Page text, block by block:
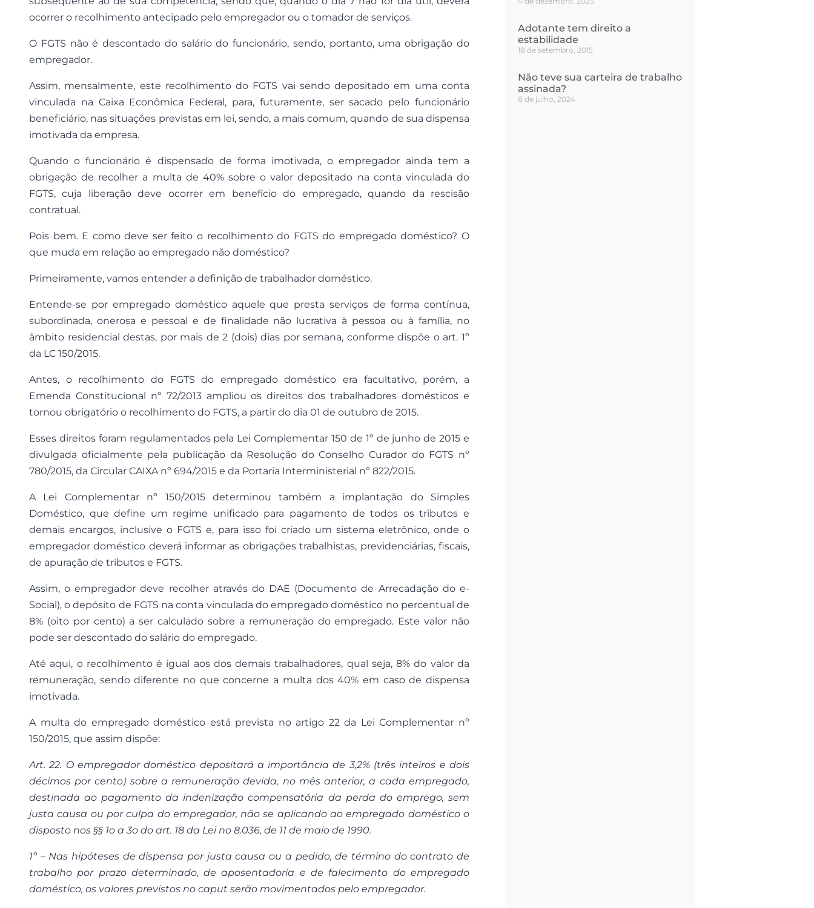
ocorrer o recolhimento antecipado pelo empregador ou o tomador de serviços.
O FGTS não é descontado do salário do funcionário, sendo, portanto, uma obrigação do
empregador.
Assim, mensalmente, este recolhimento do FGTS vai sendo depositado em uma conta
vinculada na Caixa Econômica Federal, para, futuramente, ser sacado pelo funcionário
beneficiário, nas situações previstas em lei, sendo, a mais comum, quando de sua dispensa
imotivada da empresa.
Quando o funcionário é dispensado de forma imotivada, o empregador ainda tem a
obrigação de recolher a multa de 40% sobre o valor depositado na conta vinculada do
FGTS, cuja liberação deve ocorrer em benefício do empregado, quando da rescisão
contratual.
Pois bem. E como deve ser feito o recolhimento do FGTS do empregado doméstico? O
que muda em relação ao empregado não doméstico?
Primeiramente, vamos entender a definição de trabalhador doméstico.
Entende-se por empregado doméstico aquele que presta serviços de forma contínua,
subordinada, onerosa e pessoal e de finalidade não lucrativa à pessoa ou à família, no
âmbito residencial destas, por mais de 2 (dois) dias por semana, conforme dispõe o art. 1º
da LC 150/2015.
Antes, o recolhimento do FGTS do empregado doméstico era facultativo, porém, a
Emenda Constitucional nº 72/2013 ampliou os direitos dos trabalhadores domésticos e
tornou obrigatório o recolhimento do FGTS, a partir do dia 01 de outubro de 2015.
Esses direitos foram regulamentados pela Lei Complementar 150 de 1º de junho de 2015 e
divulgada oficialmente pela publicação da Resolução do Conselho Curador do FGTS nº
780/2015, da Circular CAIXA nº 694/2015 e da Portaria Interministerial nº 822/2015.
A Lei Complementar nº 150/2015 determinou também a implantação do Simples
Doméstico, que define um regime unificado para pagamento de todos os tributos e
demais encargos, inclusive o FGTS e, para isso foi criado um sistema eletrônico, onde o
empregador doméstico deverá informar as obrigações trabalhistas, previdenciárias, fiscais,
de apuração de tributos e FGTS.
Assim, o empregador deve recolher através do DAE (Documento de Arrecadação do e-
Social), o depósito de FGTS na conta vinculada do empregado doméstico no percentual de
8% (oito por cento) a ser calculado sobre a remuneração do empregado. Este valor não
pode ser descontado do salário do empregado.
Até aqui, o recolhimento é igual aos dos demais trabalhadores, qual seja, 8% do valor da
remuneração, sendo diferente no que concerne a multa dos 40% em caso de dispensa
imotivada.
A multa do empregado doméstico está prevista no artigo 22 da Lei Complementar nº
150/2015, que assim dispõe:
Art. 22. O empregador doméstico depositará a importância de 3,2% (três inteiros e dois
décimos por cento) sobre a remuneração devida, no mês anterior, a cada empregado,
destinada ao pagamento da indenização compensatória da perda do emprego, sem
justa causa ou por culpa do empregador, não se aplicando ao empregado doméstico o
disposto nos §§ 1o a 3o do art. 18 da Lei no 8.036, de 11 de maio de 1990.
1º – Nas hipóteses de dispensa por justa causa ou a pedido, de término do contrato de
trabalho por prazo determinado, de aposentadoria e de falecimento do empregado
doméstico, os valores previstos no caput serão movimentados pelo empregador.
Adotante tem direito a
estabilidade
18 de setembro, 2015
Não teve sua carteira de trabalho
assinada?
8 de julho, 2024